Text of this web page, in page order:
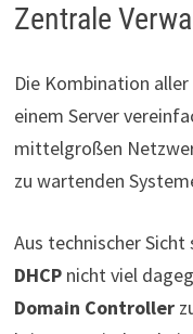
Zentrale
Die Kombination
einem Server
mittelgroßen
zu wartenden
Aus technischer
DHCPnicht viel
Domain Controller